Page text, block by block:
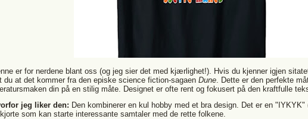
er for nerdene blant oss (og jeg sier det med kjærlighet!). Hvis du kjenner igjen
du at det kommer fra den episke science fiction-sagaen Dune . Dette er den perfekte
din på en stilig måte. Designet er ofte rent og fokusert på den kraftfulle
jeg liker den: Den kombinerer en kul hobby med et bra design. Det er en
som kan starte interessante samtaler med de rette folkene.